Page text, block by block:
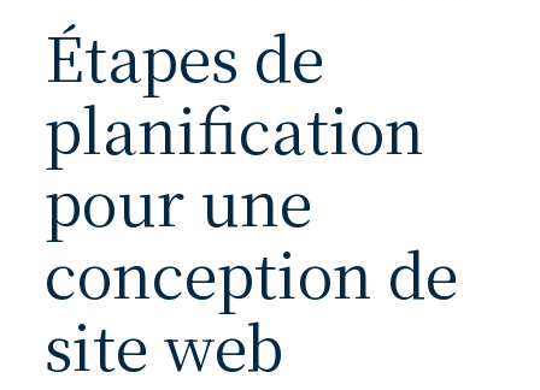
Étapes de
planification
pour une
conception de
site web